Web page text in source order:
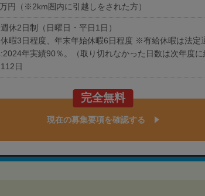
円（※2km圏内に引越しをされた方）
週休2日制（日曜日・平日1日）
休暇3日程度、年末年始休暇6日程度 ※有給休暇は法定
年実績90％。（取り切れなかった日数は次年度に
日
完全無料
現在の募集要項を確認する